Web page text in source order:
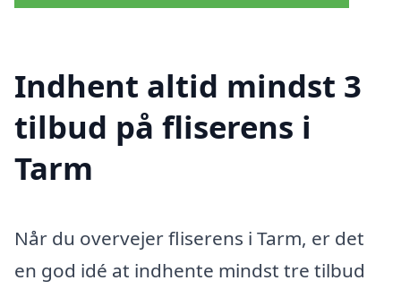
Indhent altid mindst 3
tilbud på fliserens i
Tarm
Når du overvejer fliserens i Tarm, er det
en god idé at indhente mindst tre tilbud